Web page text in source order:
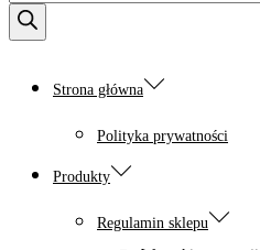
produktów
Strona główna
Polityka prywatności
Produkty
Regulamin sklepu